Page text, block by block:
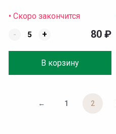
• Скоро закончится
-
+
В корзину
80 ₽
← 1 2